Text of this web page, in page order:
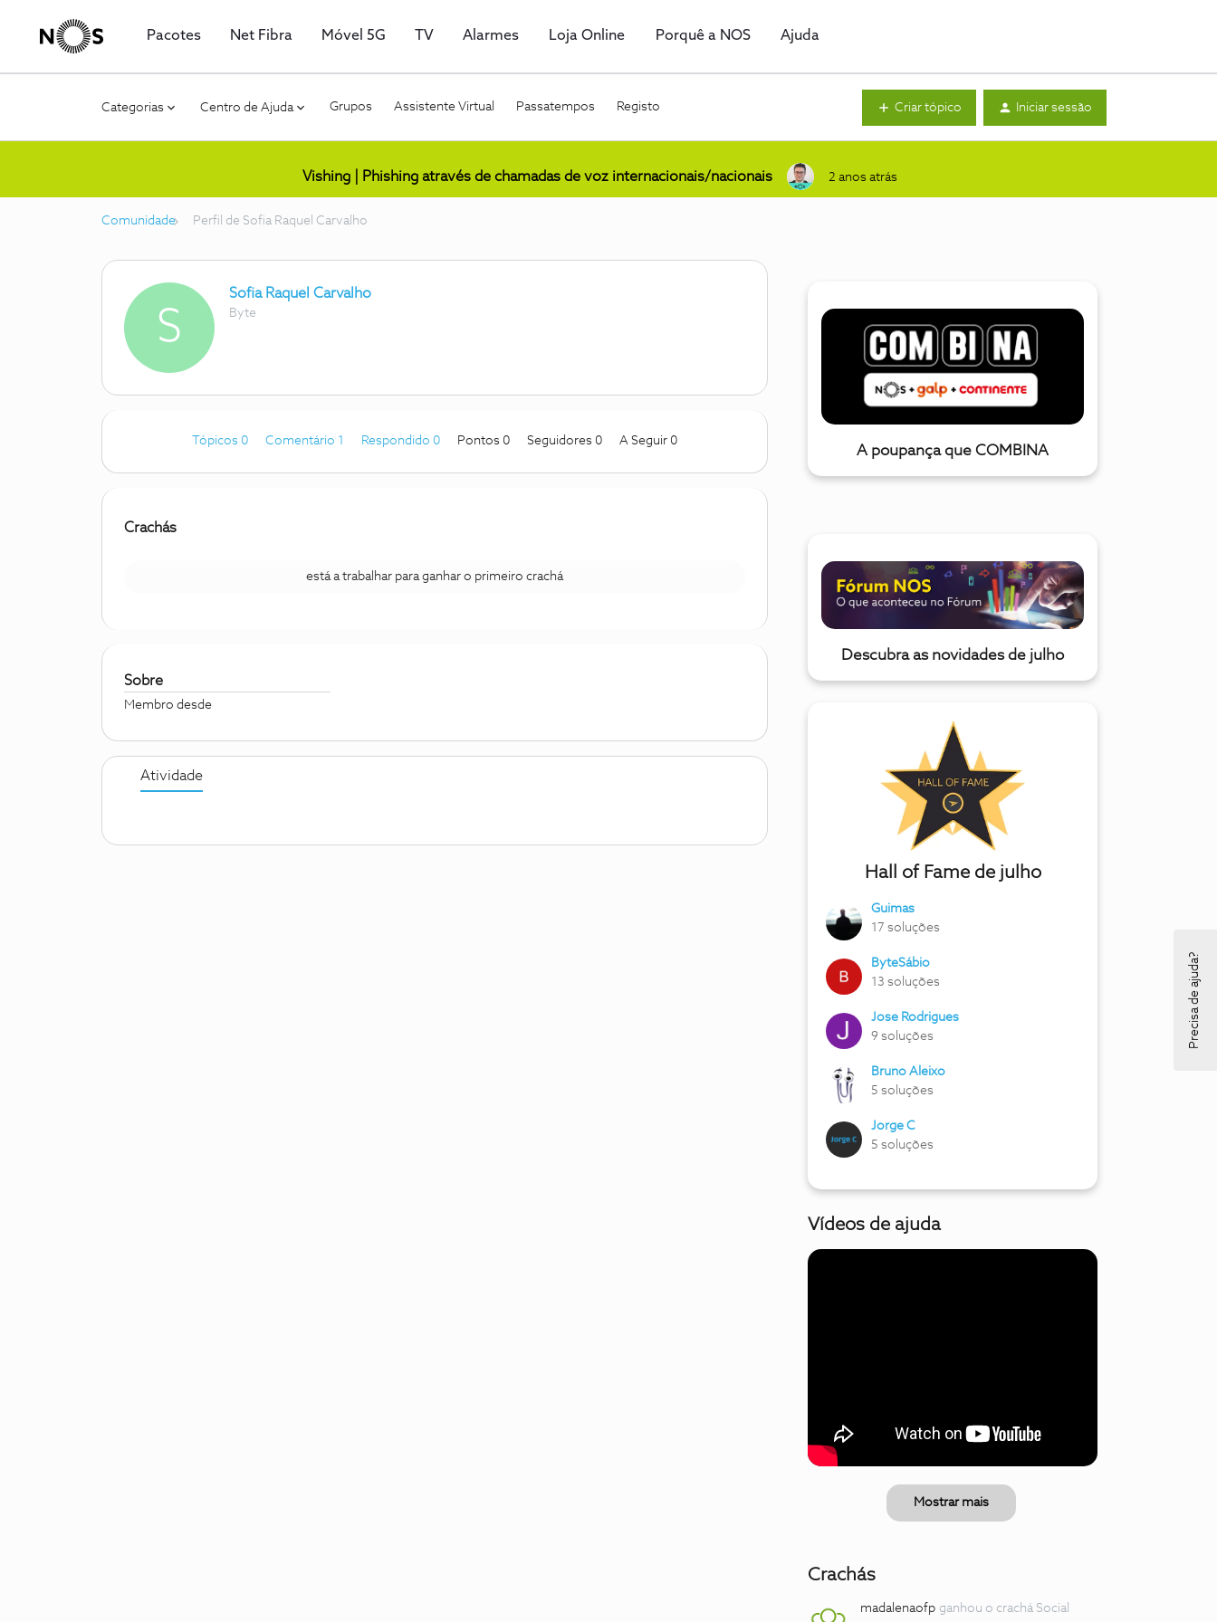
Pacotes Net Fibra Móvel 5G TV Alarmes Loja Online Porquê a NOS Ajuda
Categorias Centro de Ajuda Grupos Assistente Virtual Passatempos Registo Criar tópico Iniciar sessão
Vishing | Phishing através de chamadas de voz internacionais/nacionais 2 anos atrás
Comunidade Perfil de Sofia Raquel Carvalho
S
Sofia Raquel Carvalho
Byte
Tópicos 0 Comentário 1 Respondido 0 Pontos 0 Seguidores 0 A Seguir 0
Crachás
está a trabalhar para ganhar o primeiro crachá
Sobre
Membro desde
Atividade
A poupança que COMBINA
Descubra as novidades de julho
Hall of Fame de julho
Guimas
17 soluções
ByteSábio
13 soluções
Jose Rodrigues
9 soluções
Bruno Aleixo
5 soluções
Jorge C
5 soluções
Vídeos de ajuda
Mostrar mais
Crachás
madalenaofp ganhou o crachá Social
Precisa de ajuda?